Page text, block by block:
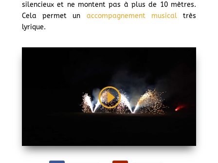
silencieux et ne montent pas à plus de 10 mètres.
Cela permet un accompagnement musicaltrès
lyrique.